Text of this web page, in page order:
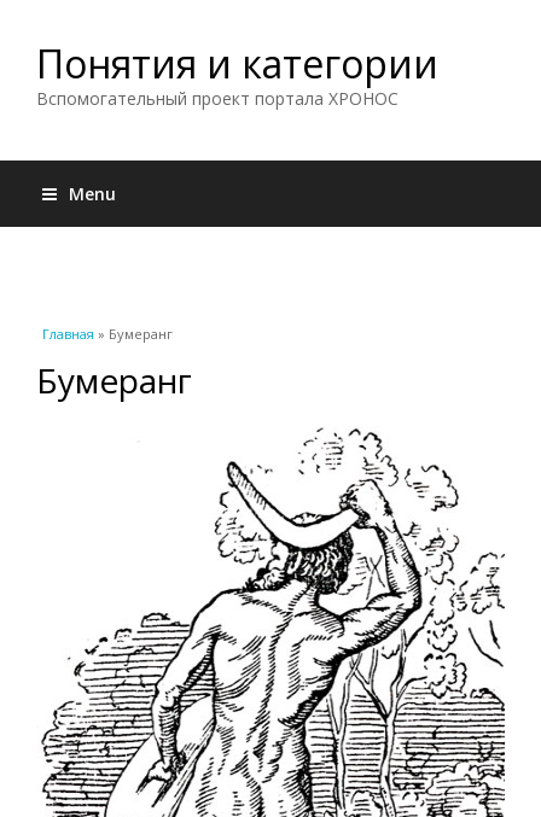
Понятия и категории
Вспомогательный проект портала ХРОНОС
Menu
Вы здесь
Главная » Бумеранг
Бумеранг